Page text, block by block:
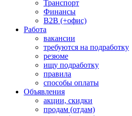
Транспорт
Финансы
B2B (+офис)
Работа
вакансии
требуются на подработку
резюме
ищу подработку
правила
способы оплаты
Объявления
акции, скидки
продам (отдам)